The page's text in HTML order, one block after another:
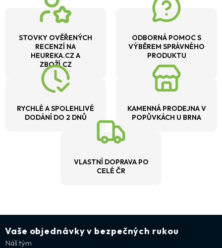
STOVKY OVĚŘENÝCH
RECENZÍ NA
HEUREKA.CZ A
ZBOŽÍ.CZ
ODBORNÁ POMOC S
VÝBĚREM SPRÁVNÉHO
PRODUKTU
RYCHLÉ A SPOLEHLIVÉ
DODÁNÍ DO 2 DNŮ
KAMENNÁ PRODEJNA V
POPŮVKÁCH U BRNA
VLASTNÍ DOPRAVA PO
CELÉ ČR
Vaše objednávky v bezpečných rukou
Náš tým